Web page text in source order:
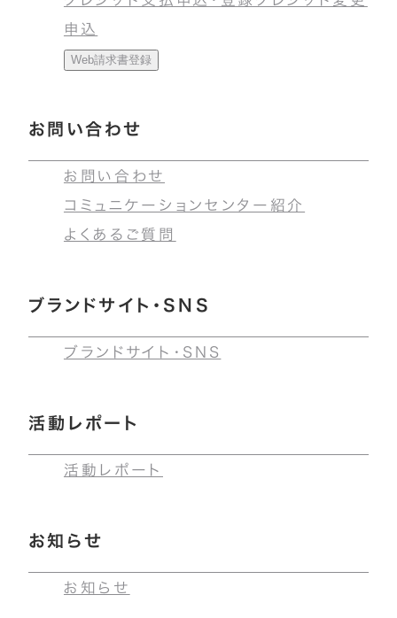
申込
Web請求書登録
お問い合わせ
お問い合わせ
コミュニケーションセンター紹介
よくあるご質問
ブランドサイト・SNS
ブランドサイト・SNS
活動レポート
活動レポート
お知らせ
お知らせ